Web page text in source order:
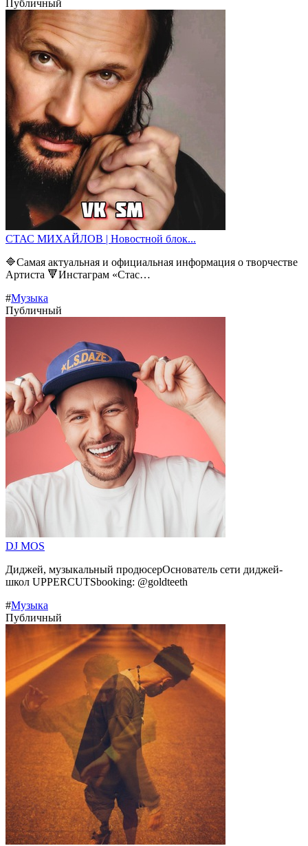
Публичный
СТАС МИХАЙЛОВ | Новостной блок...
🔷Самая актуальная и официальная информация о творчестве
Артиста 🔻Инстаграм «Стас…
#Музыка
Публичный
DJ MOS
Диджей, музыкальный продюсерОснователь сети диджей-
школ UPPERCUTSbooking: @goldteeth
#Музыка
Публичный